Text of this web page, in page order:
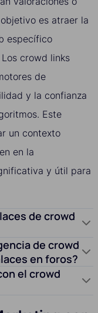
es atraer la
específico
crowd links
de
y la confianza
Este
un contexto
en la
y útil para
de crowd
de crowd
en foros?
el crowd